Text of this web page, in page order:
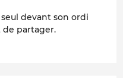
devant son ordi
de partager.